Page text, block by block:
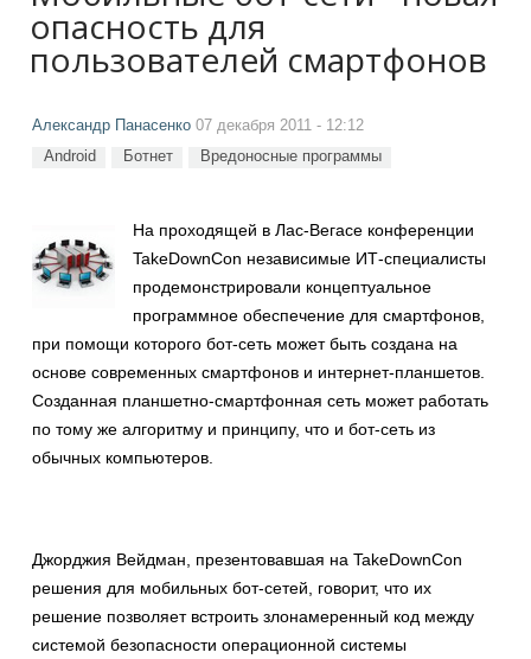
опасность для
пользователей смартфонов
Александр Панасенко 07 декабря 2011 - 12:12
Android Ботнет Вредоносные программы
На проходящей в Лас-Вегасе конференции
TakeDownCon независимые ИТ-специалисты
продемонстрировали концептуальное
программное обеспечение для смартфонов,
при помощи которого бот-сеть может быть создана на
основе современных смартфонов и интернет-планшетов.
Созданная планшетно-смартфонная сеть может работать
по тому же алгоритму и принципу, что и бот-сеть из
обычных компьютеров.
Джорджия Вейдман, презентовавшая на TakeDownCon
решения для мобильных бот-сетей, говорит, что их
решение позволяет встроить злонамеренный код между
системой безопасности операционной системы